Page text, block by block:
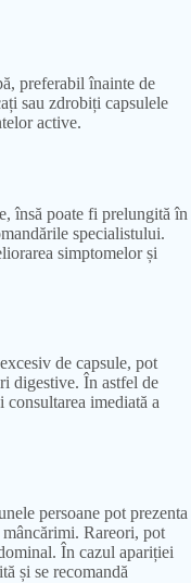
preferabil înainte de
sau zdrobiți capsulele
active.
însă poate fi prelungită în
specialistului.
simptomelor și
de capsule, pot
digestive. În astfel de
consultarea imediată a
persoane pot prezenta
Rareori, pot
În cazul apariției
și se recomandă